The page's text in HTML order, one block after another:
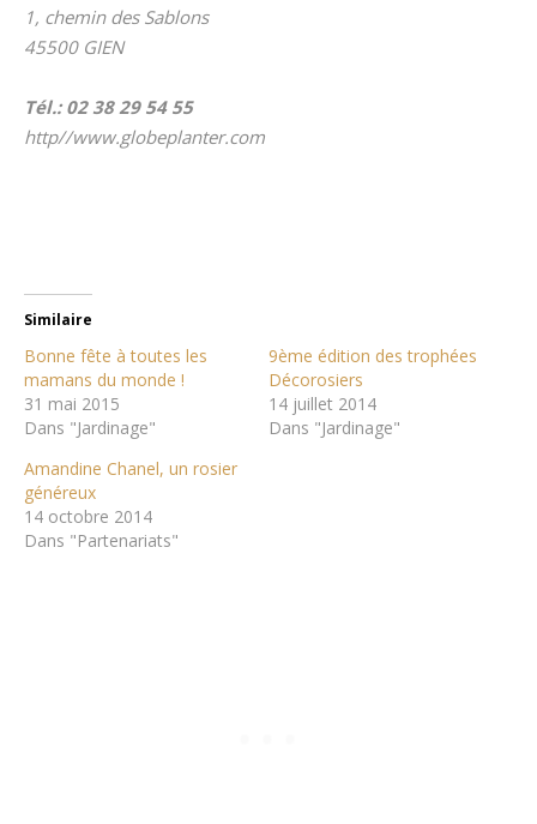
1, chemin des Sablons
45500 GIEN
Tél.: 02 38 29 54 55
http//www.globeplanter.com
Similaire
Bonne fête à toutes les
mamans du monde !
31 mai 2015
Dans "Jardinage"
9ème édition des trophées
Décorosiers
14 juillet 2014
Dans "Jardinage"
Amandine Chanel, un rosier
généreux
14 octobre 2014
Dans "Partenariats"